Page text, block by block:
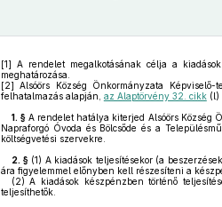
[1] A rendelet megalkotásának célja a
meghatározása.
[2] Alsóörs Község Önkormányzata
felhatalmazás alapján, az Alaptörvény 32. cikk(l)
1. §A rendelet hatálya kiterjed Alsóörs Község
Napraforgó Óvoda és Bölcsőde és a
költségvetési szervekre.
2. §(1) A kiadások teljesítésekor (a
ára figyelemmel előnyben kell részesíteni a
(2) A kiadások készpénzben történő
teljesíthetők.